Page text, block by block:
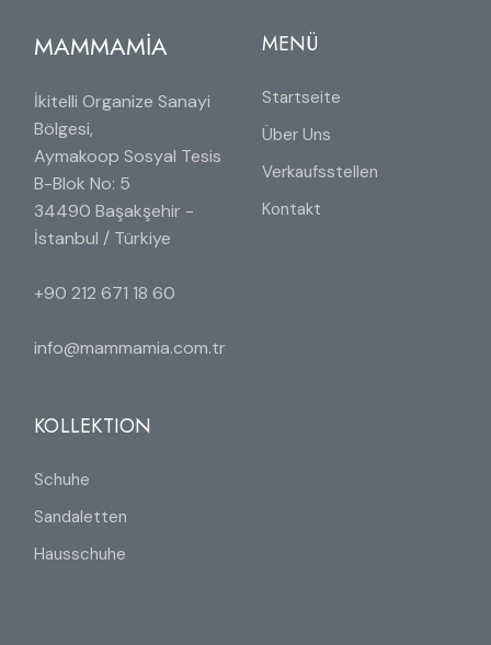
MAMMAMİA
İkitelli Organize Sanayi
Bölgesi,
Aymakoop Sosyal Tesis
B-Blok No: 5
34490 Başakşehir -
İstanbul / Türkiye
+90 212 671 18 60
info@mammamia.com.tr
MENÜ
Startseite
Über Uns
Verkaufsstellen
Kontakt
KOLLEKTION
Schuhe
Sandaletten
Hausschuhe